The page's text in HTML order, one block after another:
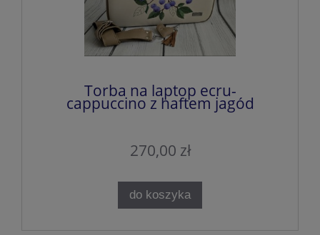
Torba na laptop ecru-
cappuccino z haftem jagód
270,00 zł
do koszyka